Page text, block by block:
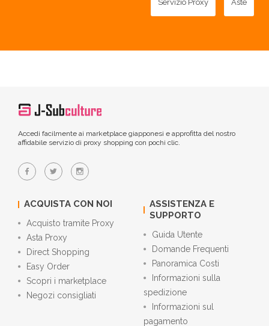
Servizio Proxy Aste
Accedi facilmente ai marketplace giapponesi e approfitta del nostro
affidabile servizio di proxy shopping con pochi clic.
ACQUISTA CON NOI
Acquisto tramite Proxy
Asta Proxy
Direct Shopping
Easy Order
Scopri i marketplace
Negozi consigliati
ASSISTENZA E
SUPPORTO
Guida Utente
Domande Frequenti
Panoramica Costi
Informazioni sulla
spedizione
Informazioni sul
pagamento